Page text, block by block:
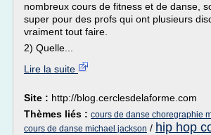
nombreux cours de fitness et de danse,
super pour des profs qui ont plusieurs
vraiment tout faire.
2) Quelle...
Lire la suite
Site : http://blog.cerclesdelaforme.com
Thèmes liés : cours de danse choregraphie
cours de danse michael jackson / hip hop